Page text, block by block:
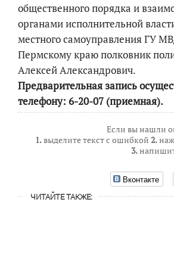
общественного порядка и
органами исполнительной
местного самоуправления ГУ
Пермскому краю полковник
Алексей Александрович.
Предварительная запись
телефону: 6-20-07 (приемная).
Если вы нашли
1.выделите текст с ошибкой 2.
3.
Вконтакте
ЧИТАЙТЕ ТАКЖЕ: